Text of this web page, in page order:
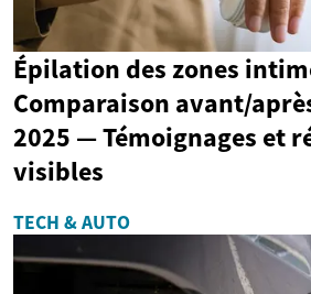
Épilation des zones
Comparaison avant/
2025 — Témoignages et
visibles
TECH & AUTO